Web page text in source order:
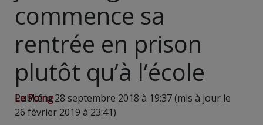
commence sa
rentrée en prison
plutôt qu’à l’école
Le Poing
Publié le 28 septembre 2018 à 19:37 (mis à jour le
26 février 2019 à 23:41)